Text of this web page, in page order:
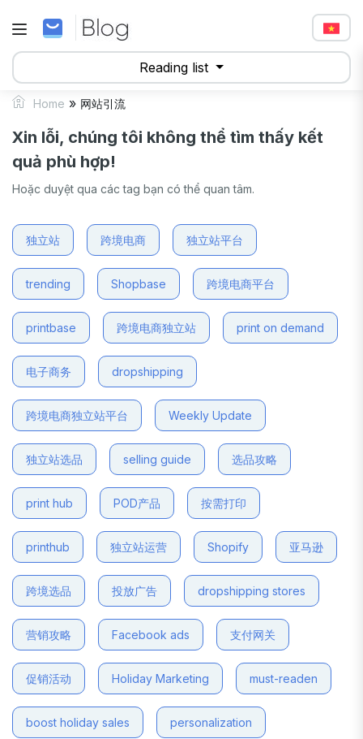
Reading list
Home » 网站引流
Xin lỗi, chúng tôi không thể tìm thấy kết
quả phù hợp!
Hoặc duyệt qua các tag bạn có thể quan tâm.
独立站 跨境电商 独立站平台
trending Shopbase 跨境电商平台
printbase 跨境电商独立站 print on demand
电子商务 dropshipping
跨境电商独立站平台 Weekly Update
独立站选品 selling guide 选品攻略
print hub POD产品 按需打印
printhub 独立站运营 Shopify 亚马逊
跨境选品 投放广告 dropshipping stores
营销攻略 Facebook ads 支付网关
促销活动 Holiday Marketing must-readen
boost holiday sales personalization